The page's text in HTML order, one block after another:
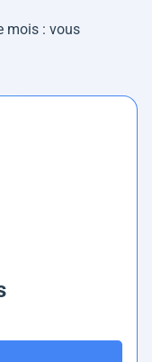
mois : vous